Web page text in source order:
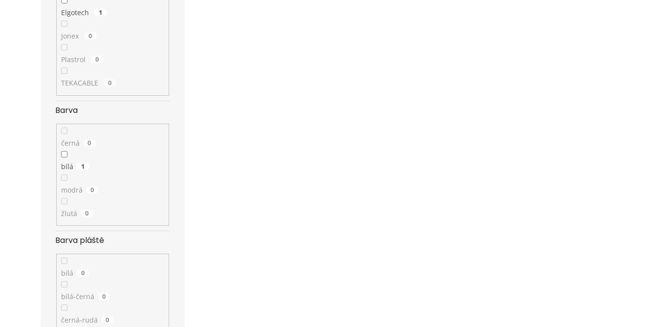
Elgotech 1
Jonex 0
Plastrol 0
TEKACABLE 0
Barva
černá 0
bílá 1
modrá 0
žlutá 0
Barva pláště
bílá 0
bílá-černá 0
černá-rudá 0